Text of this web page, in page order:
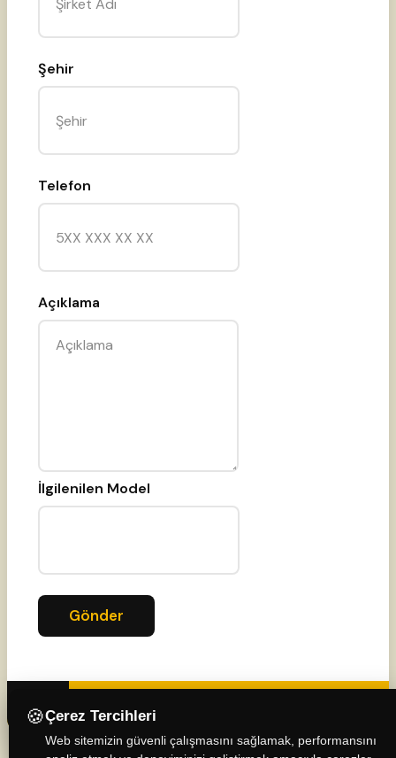
Şehir
Telefon
Açıklama
İlgilenilen Model
Gönder
x
🍪Çerez Tercihleri
Web sitemizin güvenli çalışmasını sağlamak, performansını